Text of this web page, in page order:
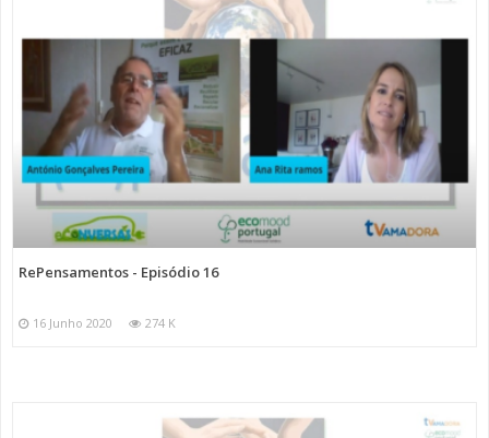
RePensamentos - Episódio 16
16 Junho 2020 274 K